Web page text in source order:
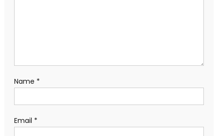
Name *
Email *